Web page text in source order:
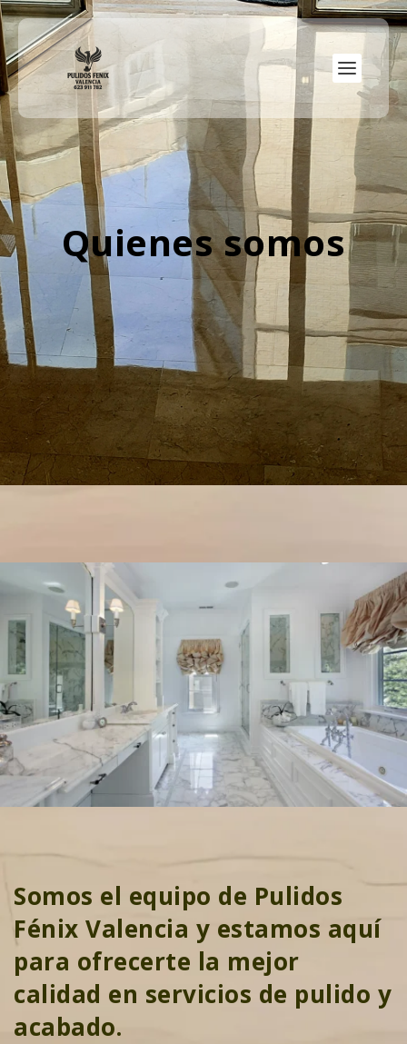
Quienes somos
Somos el equipo de Pulidos
Fénix Valencia y estamos aquí
para ofrecerte la mejor
calidad en servicios de pulido y
acabado.